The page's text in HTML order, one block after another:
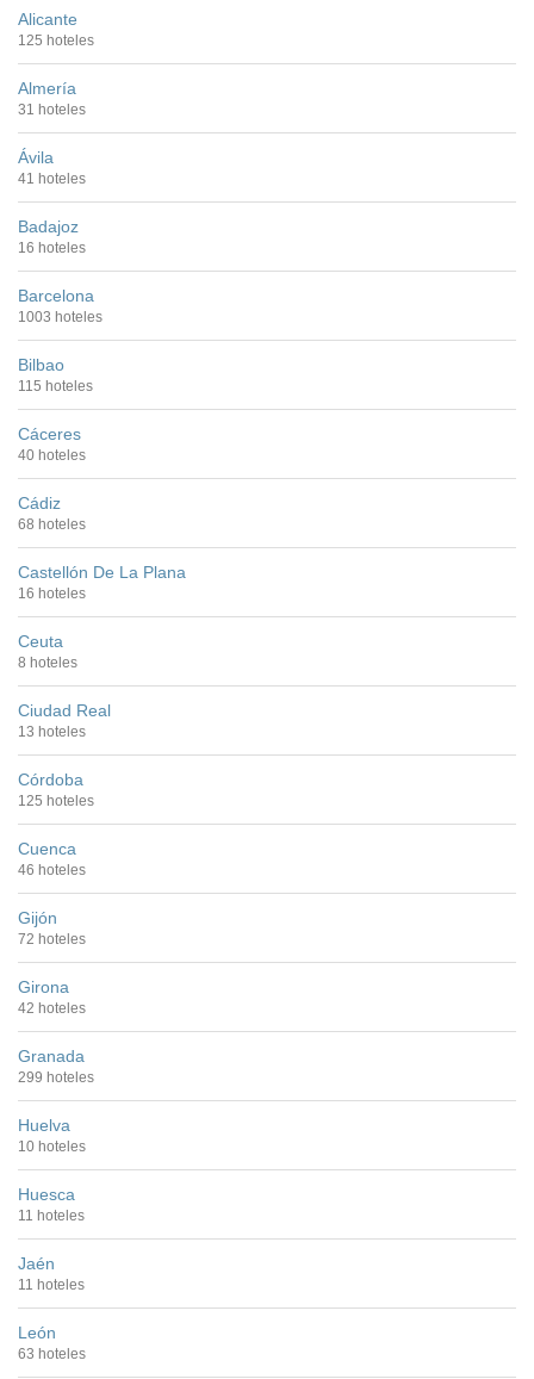
Alicante
125 hoteles
Almería
31 hoteles
Ávila
41 hoteles
Badajoz
16 hoteles
Barcelona
1003 hoteles
Bilbao
115 hoteles
Cáceres
40 hoteles
Cádiz
68 hoteles
Castellón De La Plana
16 hoteles
Ceuta
8 hoteles
Ciudad Real
13 hoteles
Córdoba
125 hoteles
Cuenca
46 hoteles
Gijón
72 hoteles
Girona
42 hoteles
Granada
299 hoteles
Huelva
10 hoteles
Huesca
11 hoteles
Jaén
11 hoteles
León
63 hoteles